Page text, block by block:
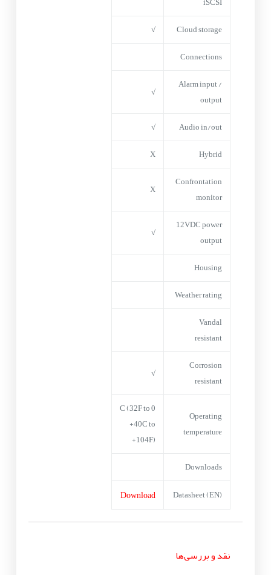
Cloud storage
√
Connections
Alarm input /
output
√
Audio in/out
√
Hybrid
X
Confrontation
monitor
X
12VDC power
output
√
Housing
Weather rating
Vandal
resistant
Corrosion
resistant
√
Operating
temperature
0 C (32F to
+40C to
+104F)
Downloads
Datasheet (EN)
Download
نقد و بررسی‌ها